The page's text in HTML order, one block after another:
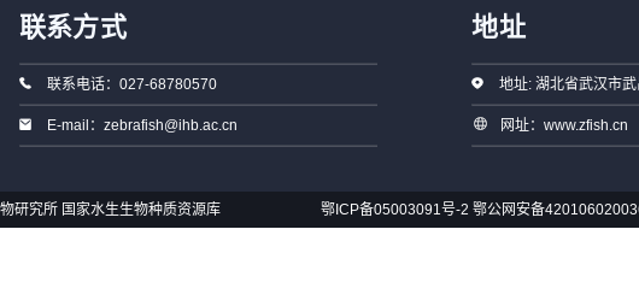
联系方式
联系电话：027-68780570
E-mail：zebrafish@ihb.ac.cn
地址
地址: 湖北省武汉市
网址：www.zfish.cn
研究所 国家水生生物种质资源库 鄂ICP备05003091号-2 鄂公网安备